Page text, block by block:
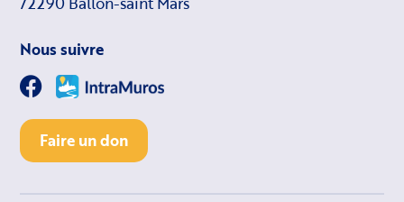
Nous suivre
Faire un don